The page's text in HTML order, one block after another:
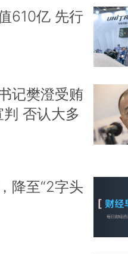
610亿 先行
记樊澄受贿
否认大多
降至“2字头